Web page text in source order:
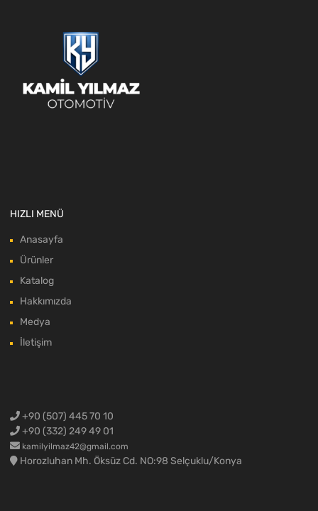
HIZLI MENÜ
Anasayfa
Ürünler
Katalog
Hakkımızda
Medya
İletişim
+90 (507) 445 70 10
+90 (332) 249 49 01
kamilyilmaz42@gmail.com
Horozluhan Mh. Öksüz Cd. NO:98 Selçuklu/Konya